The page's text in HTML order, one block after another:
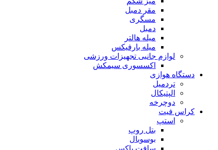
مقر دمبل
مسگری
دمبل
میله هالتر
میله بارفیکس
لوازم جانبی تجهیزات ورزشی
اکسسوری سیمکش
دستگاه هوازی
تردمیل
الپتیکال
دوچرخه
کراس فیت
استپ
بتل روپ
بوسوبال